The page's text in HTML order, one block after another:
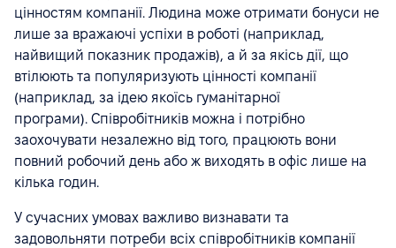
цінностям компанії. Людина може отримати бонуси не
лише за вражаючі успіхи в роботі (наприклад,
найвищий показник продажів), а й за якісь дії, що
втілюють та популяризують цінності компанії
(наприклад, за ідею якоїсь гуманітарної
програми). Співробітників можна і потрібно
заохочувати незалежно від того, працюють вони
повний робочий день або ж виходять в офіс лише на
кілька годин.
У сучасних умовах важливо визнавати та
задовольняти потреби всіх співробітників компанії